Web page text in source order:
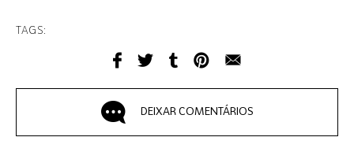
TAGS:
DEIXAR COMENTÁRIOS